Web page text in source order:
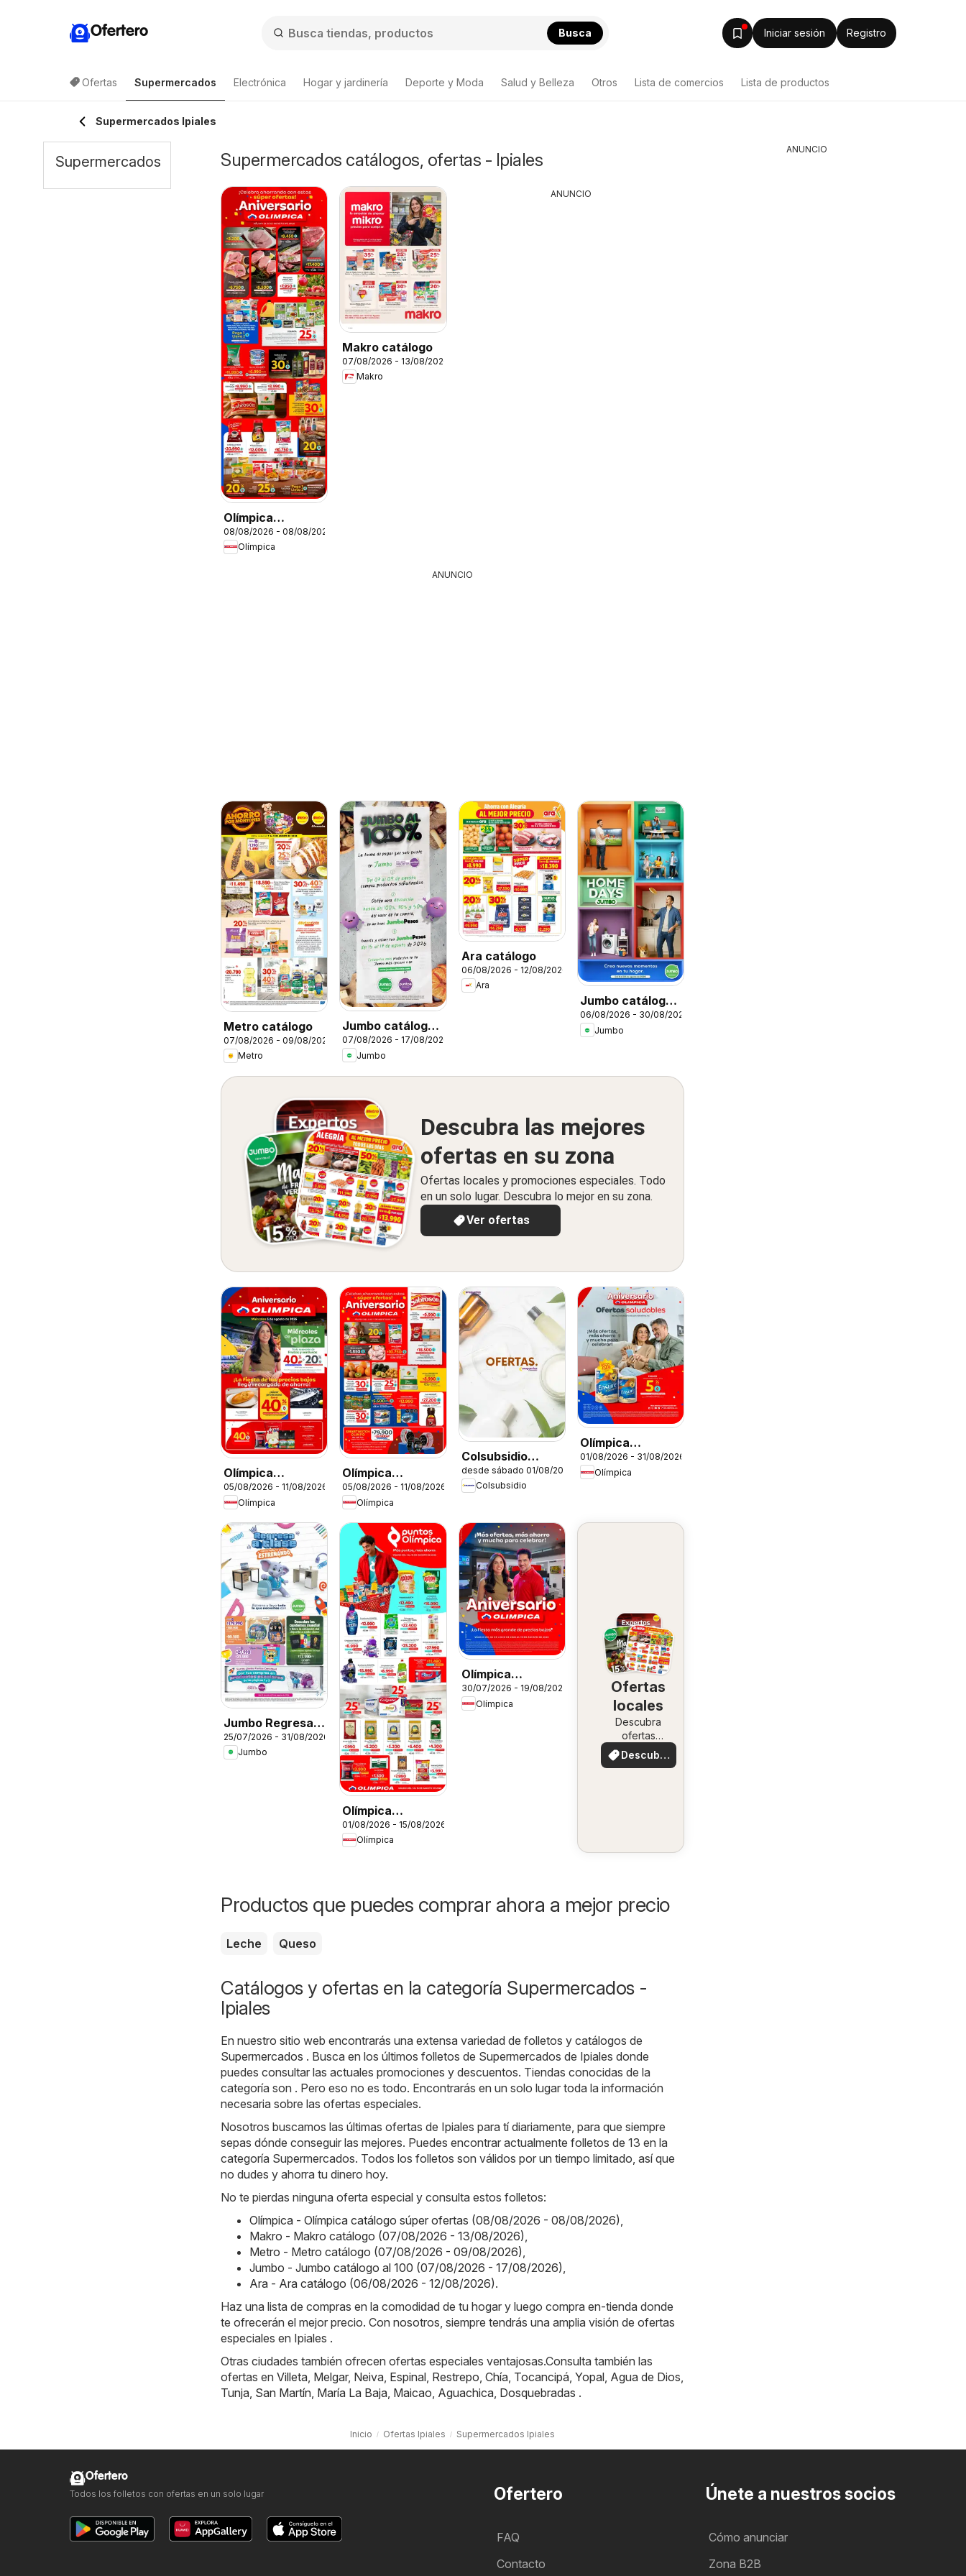
Ofertero Busca Iniciar sesión Registro
Ofertas Supermercados Electrónica Hogar y jardinería Deporte y Moda Salud y Belleza Otros Lista de comercios Lista de productos
Supermercados Ipiales
Supermercados catálogos, ofertas - Ipiales
Olímpica
catálogo súper
ofertas
08/08/2026 - 08/08/2026
Olímpica
Makro catálogo
07/08/2026 - 13/08/2026
Makro
ANUNCIO
ANUNCIO
Metro catálogo
07/08/2026 - 09/08/2026
Metro
Jumbo catálogo
al 100
07/08/2026 - 17/08/2026
Jumbo
Ara catálogo
06/08/2026 - 12/08/2026
Ara
Jumbo catálogo
Home days
06/08/2026 - 30/08/2026
Jumbo
Descubra las mejores
ofertas en su zona
Ofertas locales y promociones especiales. Todo
en un solo lugar. Descubra lo mejor en su zona.
Ver ofertas
Olímpica
catálogo
Miércoles de
Plaza
05/08/2026 - 11/08/2026
Olímpica
Olímpica
catálogo
Aniversario
05/08/2026 - 11/08/2026
Olímpica
Colsubsidio
catálogo
desde sábado 01/08/2026
Colsubsidio
Olímpica
catálogo
01/08/2026 - 31/08/2026
Olímpica
Jumbo Regresa a
clase
25/07/2026 - 31/08/2026
Jumbo
Olímpica
catálogo Más
puntos, más
01/08/2026 - 15/08/2026
Olímpica
Olímpica
Aniversario
Ofertas textil y
30/07/2026 - 19/08/2026
Olímpica
Ofertas
locales
Descubra
ofertas
especiales
Descubre
ofertas
Productos que puedes comprar ahora a mejor precio
Leche Queso
Catálogos y ofertas en la categoría Supermercados -
Ipiales
En nuestro sitio web encontrarás una extensa variedad de folletos y catálogos de
Supermercados . Busca en los últimos folletos de Supermercados de Ipiales donde
puedes consultar las actuales promociones y descuentos. Tiendas conocidas de la
categoría son . Pero eso no es todo. Encontrarás en un solo lugar toda la información
necesaria sobre las ofertas especiales.
Nosotros buscamos las últimas ofertas de Ipiales para tí diariamente, para que siempre
sepas dónde conseguir las mejores. Puedes encontrar actualmente folletos de 13 en la
categoría Supermercados. Todos los folletos son válidos por un tiempo limitado, así que
no dudes y ahorra tu dinero hoy.
No te pierdas ninguna oferta especial y consulta estos folletos:
Olímpica - Olímpica catálogo súper ofertas (08/08/2026 - 08/08/2026)
Makro - Makro catálogo (07/08/2026 - 13/08/2026)
Metro - Metro catálogo (07/08/2026 - 09/08/2026)
Jumbo - Jumbo catálogo al 100 (07/08/2026 - 17/08/2026)
Ara - Ara catálogo (06/08/2026 - 12/08/2026).
Haz una lista de compras en la comodidad de tu hogar y luego compra en-tienda donde
te ofrecerán el mejor precio. Con nosotros, siempre tendrás una amplia visión de ofertas
especiales en Ipiales .
Otras ciudades también ofrecen ofertas especiales ventajosas.Consulta también las
ofertas en Villeta Melgar, Neiva Espinal Restrepo Chía Tocancipá Yopal Agua de Dios
Tunja San Martín María La Baja Maicao Aguachica Dosquebradas .
Inicio Ofertas Ipiales Supermercados Ipiales
Supermercados
ANUNCIO
Ofertero
FAQ
Contacto
Únete a nuestros socios
Cómo anunciar
Zona B2B
Ofertero
Todos los folletos con ofertas en un solo lugar